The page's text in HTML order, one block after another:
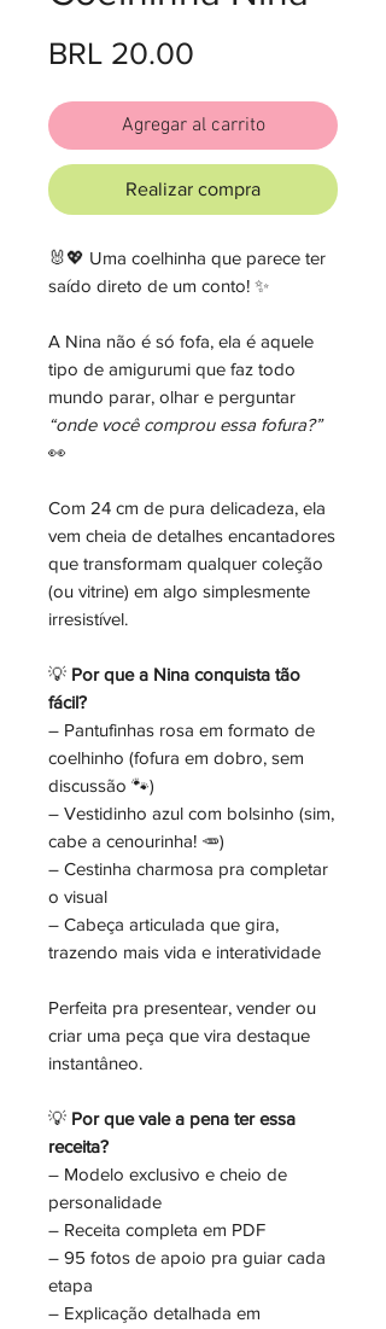
BRL 20.00
Agregar al carrito
Realizar compra
🐰💖 Uma coelhinha que parece ter
saído direto de um conto! ✨
A Nina não é só fofa, ela é aquele
tipo de amigurumi que faz todo
mundo parar, olhar e perguntar
“onde você comprou essa fofura?”
👀
Com 24 cm de pura delicadeza, ela
vem cheia de detalhes encantadores
que transformam qualquer coleção
(ou vitrine) em algo simplesmente
irresistível.
💡 Por que a Nina conquista tão
fácil?
– Pantufinhas rosa em formato de
coelhinho (fofura em dobro, sem
discussão 🐾)
– Vestidinho azul com bolsinho (sim,
cabe a cenourinha! 🥕)
– Cestinha charmosa pra completar
o visual
– Cabeça articulada que gira,
trazendo mais vida e interatividade
Perfeita pra presentear, vender ou
criar uma peça que vira destaque
instantâneo.
💡 Por que vale a pena ter essa
receita?
– Modelo exclusivo e cheio de
personalidade
– Receita completa em PDF
– 95 fotos de apoio pra guiar cada
etapa
– Explicação detalhada em